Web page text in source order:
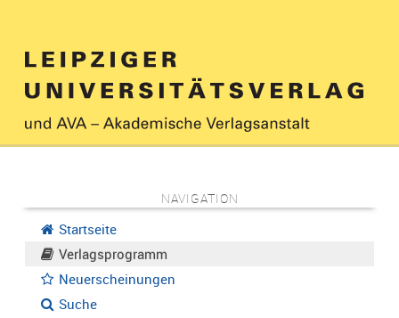
NAVIGATION
Startseite
Verlagsprogramm
Neuerscheinungen
Suche